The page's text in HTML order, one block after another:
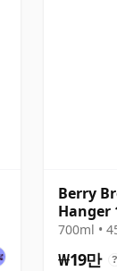
Berry
Hanger
700ml •
₩19만 ?